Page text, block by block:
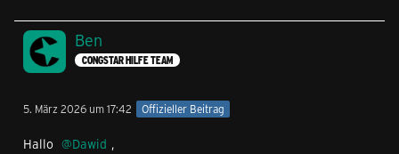
Ben
CONGSTAR HILFE TEAM
5. März 2026 um 17:42 Offizieller Beitrag
Hallo Dawid ,